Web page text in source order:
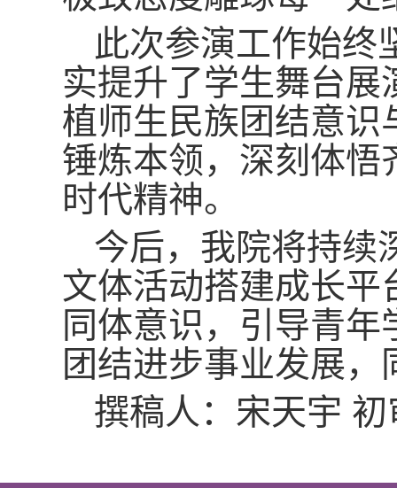
此次参演工作始终
实提升了学生舞台
植师生民族团结意识
锤炼本领，深刻体悟
时代精神。
今后，我院将持续
文体活动搭建成长
同体意识，引导青
团结进步事业发展
撰稿人：宋天宇